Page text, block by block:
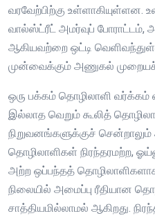
வரவேற்பிற்கு
வால்ஸ்ட்ரீட் அமர்வுப் போராட்டம்,
ஆகியவற்றை ஒட்டி
முன்வைக்கும் அணுகல் முறையச்
ஒரு பக்கம் தொழிலாளி வர்க்கம்
இல்லாத வெறும் கூலித்
நிறுவனங்களுக்குச்
தொழிலாளிகள் நிரந்தரமற்ற,
அற்ற ஒப்பந்தத்
நிலையில் அமைப்பு ரீதியான
சாத்தியமில்லாமல் ஆகிறது.